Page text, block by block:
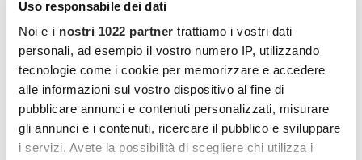
Uso responsabile dei dati
Noi e i nostri 1022 partner trattiamo i vostri dati
personali, ad esempio il vostro numero IP, utilizzando
tecnologie come i cookie per memorizzare e accedere
alle informazioni sul vostro dispositivo al fine di
pubblicare annunci e contenuti personalizzati, misurare
gli annunci e i contenuti, ricercare il pubblico e sviluppare
i servizi. Avete la possibilità di scegliere chi utilizza i
sindrome metabolica. Altro
é
l’obesità che insieme all’alterazione
metabolica porta ad un aumento dei rischi
cardiologici soprattutto nella prima fase della
menopausa. Il 45% delle donne in climaterio è
iperteso. I sintomi dell’infarto vengono
sottovalutati dalle donne ma in realtà la